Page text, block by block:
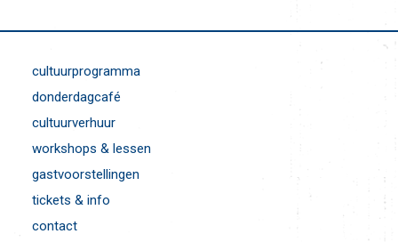
cultuurprogramma
donderdagcafé
cultuurverhuur
workshops & lessen
gastvoorstellingen
tickets & info
contact